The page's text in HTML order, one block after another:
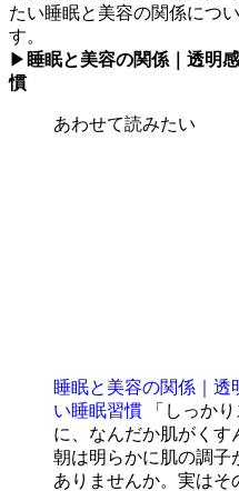
たい睡眠と美容の関係につ
す。
▶ 睡眠と美容の関係｜透明
慣
あわせて読みたい
睡眠と美容の関係｜透
い睡眠習慣
「しっか
に、なんだか肌がくす
朝は明らかに肌の調
ありませんか。実はそ